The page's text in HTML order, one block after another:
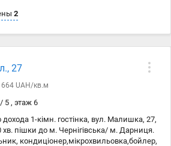
доступності ТЦ “Проспект”, “Ашан”,
садки, аптеки, парки “Перемога” та
2
27
UAH/кв.м
5 , этаж 6
1-кімн. гостінка, вул. Малишка, 27,
пішки до м. Чернігівська/ м. Дарниця.
кондиціонер,мікрохвильовка,бойлер,